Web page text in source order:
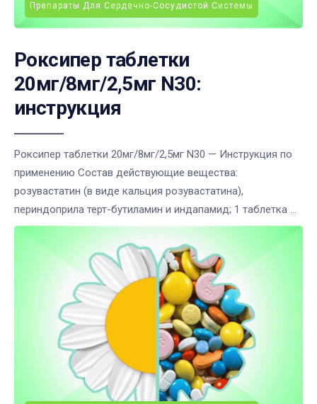
Препараты Для Сердечно-Сосудистой Системы
Роксипер таблетки
20мг/8мг/2,5мг N30:
инструкция
Роксипер таблетки 20мг/8мг/2,5мг N30 — Инструкция по
применению Состав действующие вещества:
розувастатин (в виде кальция розувастатина),
периндоприла терт-бутиламин и индапамид; 1 таблетка ...